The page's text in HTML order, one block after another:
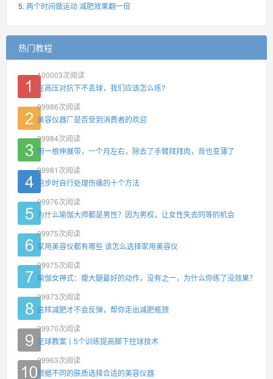
两个时间做运动 减肥效果翻一倍
热门教程
100003次阅读
在高压对抗下不丢球，我们应该怎么练?
99986次阅读
美容仪器厂是否受到消费者的欢迎
99984次阅读
用一根伸展带，一个月左右，除去了手臂拜拜肉，背也变薄了
99981 次阅读
跑步时自行处理伤痛的十个方法
99976次阅读
为什么瑜伽大师都是男性？因为男权，让女性失去同等的机会
99975次阅读
家用美容仪都有哪些 该怎么选择家用美容仪
99975次阅读
瑜伽女神式：瘦大腿最好的动作，没有之一，为什么你练了没效果？
99973次阅读
这样减肥才不会反弹，帮你走出减肥瓶颈
99970次阅读
足球教案丨5个训练提高脚下控球技术
99963次阅读
根据不同的肤质选择合适的美容仪器